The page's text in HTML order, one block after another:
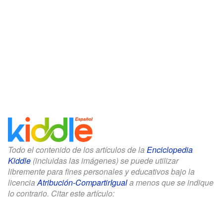
Todo el contenido de los artículos de la Enciclopedia
Kiddle (incluidas las imágenes) se puede utilizar
libremente para fines personales y educativos bajo la
licenciaAtribución-CompartirIguala menos que se indique
lo contrario. Citar este artículo: